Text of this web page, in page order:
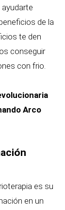
de la
te den
conseguir
con frio.
Arco
es su
en un